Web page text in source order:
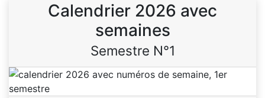
Calendrier 2026 avec
semaines
Semestre N°1